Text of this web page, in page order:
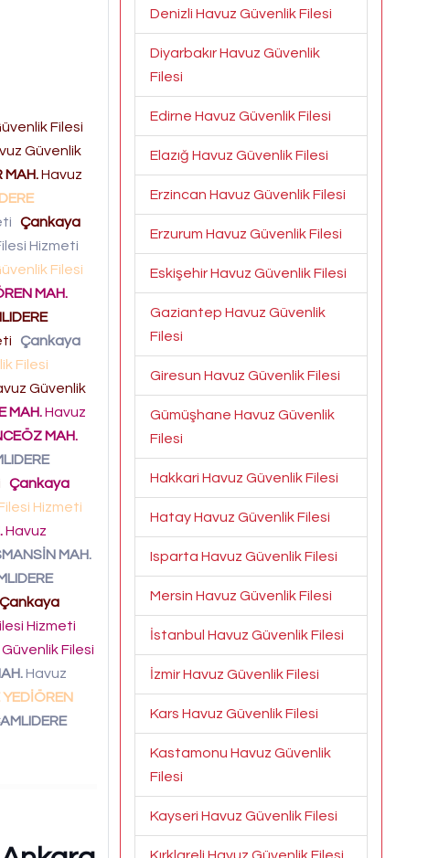
Filesi
Güvenlik
MAH.Havuz
Çankaya
Hizmeti
Filesi
MAH.
Çankaya
Filesi
Güvenlik
MAH.Havuz
MAH.
Çankaya
Hizmeti
Havuz
MAH.
Çankaya
Hizmeti
Filesi
Havuz
Denizli Havuz Güvenlik Filesi
Diyarbakır Havuz Güvenlik
Filesi
Edirne Havuz Güvenlik Filesi
Elazığ Havuz Güvenlik Filesi
Erzincan Havuz Güvenlik Filesi
Erzurum Havuz Güvenlik Filesi
Eskişehir Havuz Güvenlik Filesi
Gaziantep Havuz Güvenlik
Filesi
Giresun Havuz Güvenlik Filesi
Gümüşhane Havuz Güvenlik
Filesi
Hakkari Havuz Güvenlik Filesi
Hatay Havuz Güvenlik Filesi
Isparta Havuz Güvenlik Filesi
Mersin Havuz Güvenlik Filesi
İstanbul Havuz Güvenlik Filesi
İzmir Havuz Güvenlik Filesi
Kars Havuz Güvenlik Filesi
Kastamonu Havuz Güvenlik
Filesi
Kayseri Havuz Güvenlik Filesi